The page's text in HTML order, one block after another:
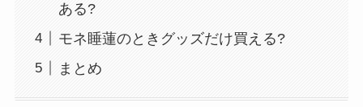
ある?
モネ睡蓮のときグッズだけ買える?
まとめ